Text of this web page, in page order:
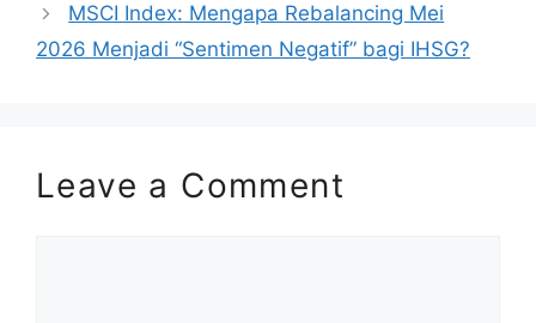
MSCI Index: Mengapa Rebalancing Mei
2026 Menjadi “Sentimen Negatif” bagi IHSG?
Leave a Comment